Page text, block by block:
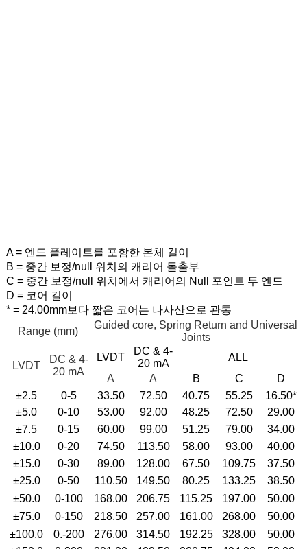
A = 엔드 플레이트를 포함한 본체 길이
B = 중간 보정/null 위치의 캐리어 돌출부
C = 중간 보정/null 위치에서 캐리어의 Null 포인트 투 엔드
D = 코어 길이
* = 24.00mm보다 짧은 코어는 나사산으로 관통
Range (mm)
Guided core, Spring Return and Universal
Joints
LVDT
DC & 4-
20 mA
LVDT
DC & 4-
20 mA
ALL
A
A B C
D
±2.5
0-5 33.50 72.50 40.75 55.25
16.50*
±5.0
0-10 53.00 92.00 48.25 72.50
29.00
±7.5
0-15 60.00 99.00 51.25 79.00
34.00
±10.0
0-20 74.50 113.50 58.00 93.00
40.00
±15.0
0-30 89.00 128.00 67.50 109.75
37.50
±25.0
0-50 110.50 149.50 80.25 133.25
38.50
±50.0
0-100 168.00 206.75 115.25 197.00
50.00
±75.0
0-150 218.50 257.00 161.00 268.00
50.00
±100.0
0.-200 276.00 314.50 192.25 328.00
50.00